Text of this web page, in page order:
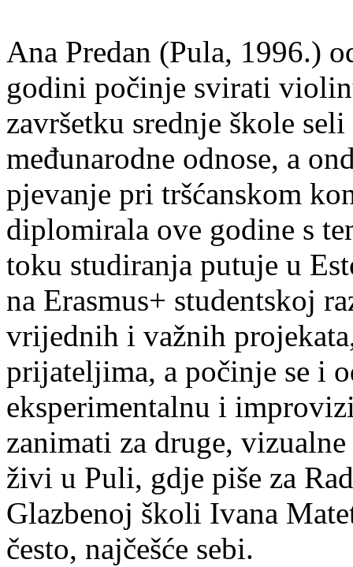
Ana Predan (Pula, 1996.)
godini počinje svirati
završetku srednje škole
međunarodne odnose, a
pjevanje pri tršćanskom
diplomirala ove godine s
toku studiranja putuje u
na Erasmus+ studentskoj
vrijednih i važnih
prijateljima, a počinje se i
eksperimentalnu i
zanimati za druge,
živi u Puli, gdje piše za
Glazbenoj školi Ivana
često, najčešće sebi.